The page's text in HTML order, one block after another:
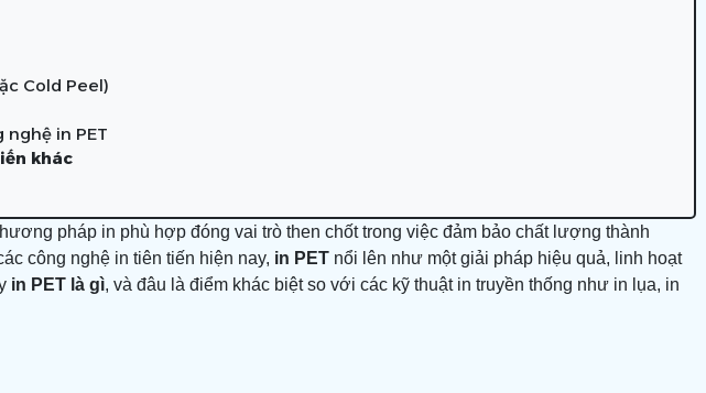
Cold Peel)
in PET
khác
pháp in phù hợp đóng vai trò then chốt trong việc đảm bảo chất lượng thành
công nghệ in tiên tiến hiện nay, in PETnổi lên như một giải pháp hiệu quả, linh hoạt
in PET là gì, và đâu là điểm khác biệt so với các kỹ thuật in truyền thống như in lụa, in